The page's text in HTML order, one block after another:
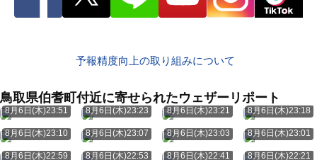
予報精度向上の取り組みについて
鳥取県伯耆町付近に寄せられたウェザーリポート
8月6日(木)23:51 8月6日(木)23:23 8月6日(木)23:21 8月6日(木)23:18
8月6日(木)23:10 8月6日(木)23:07 8月6日(木)23:03 8月6日(木)23:01
8月6日(木)22:59 8月6日(木)22:53 8月6日(木)22:41 8月6日(木)22:21